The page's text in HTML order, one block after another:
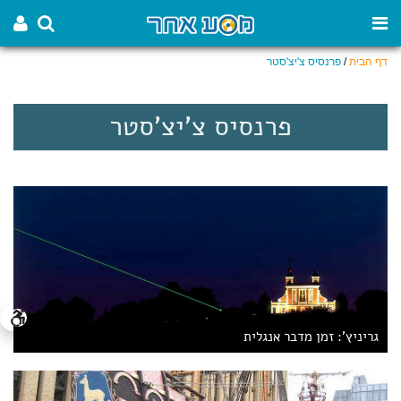
דף הבית/ פרנסיס צ'יצ'סטר
פרנסיס צ'יצ'סטר
גריניץ': זמן מדבר אנגלית